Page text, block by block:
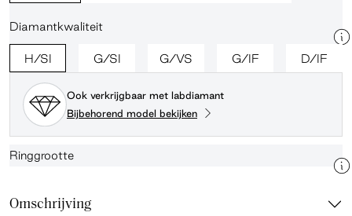
Diamantkwaliteit
H/SI G/SI G/VS G/IF D/IF
Ook verkrijgbaar met labdiamant
Bijbehorend model bekijken
Ringgrootte
Omschrijving